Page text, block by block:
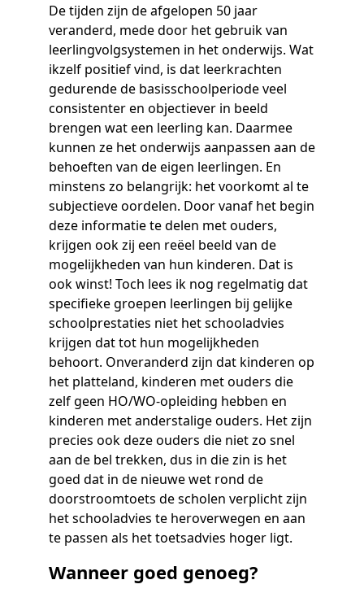
De tijden zijn de afgelopen 50 jaar
veranderd, mede door het gebruik van
leerlingvolgsystemen in het onderwijs. Wat
ikzelf positief vind, is dat leerkrachten
gedurende de basisschoolperiode veel
consistenter en objectiever in beeld
brengen wat een leerling kan. Daarmee
kunnen ze het onderwijs aanpassen aan de
behoeften van de eigen leerlingen. En
minstens zo belangrijk: het voorkomt al te
subjectieve oordelen. Door vanaf het begin
deze informatie te delen met ouders,
krijgen ook zij een reëel beeld van de
mogelijkheden van hun kinderen. Dat is
ook winst! Toch lees ik nog regelmatig dat
specifieke groepen leerlingen bij gelijke
schoolprestaties niet het schooladvies
krijgen dat tot hun mogelijkheden
behoort. Onveranderd zijn dat kinderen op
het platteland, kinderen met ouders die
zelf geen HO/WO-opleiding hebben en
kinderen met anderstalige ouders. Het zijn
precies ook deze ouders die niet zo snel
aan de bel trekken, dus in die zin is het
goed dat in de nieuwe wet rond de
doorstroomtoets de scholen verplicht zijn
het schooladvies te heroverwegen en aan
te passen als het toetsadvies hoger ligt.
Wanneer goed genoeg?